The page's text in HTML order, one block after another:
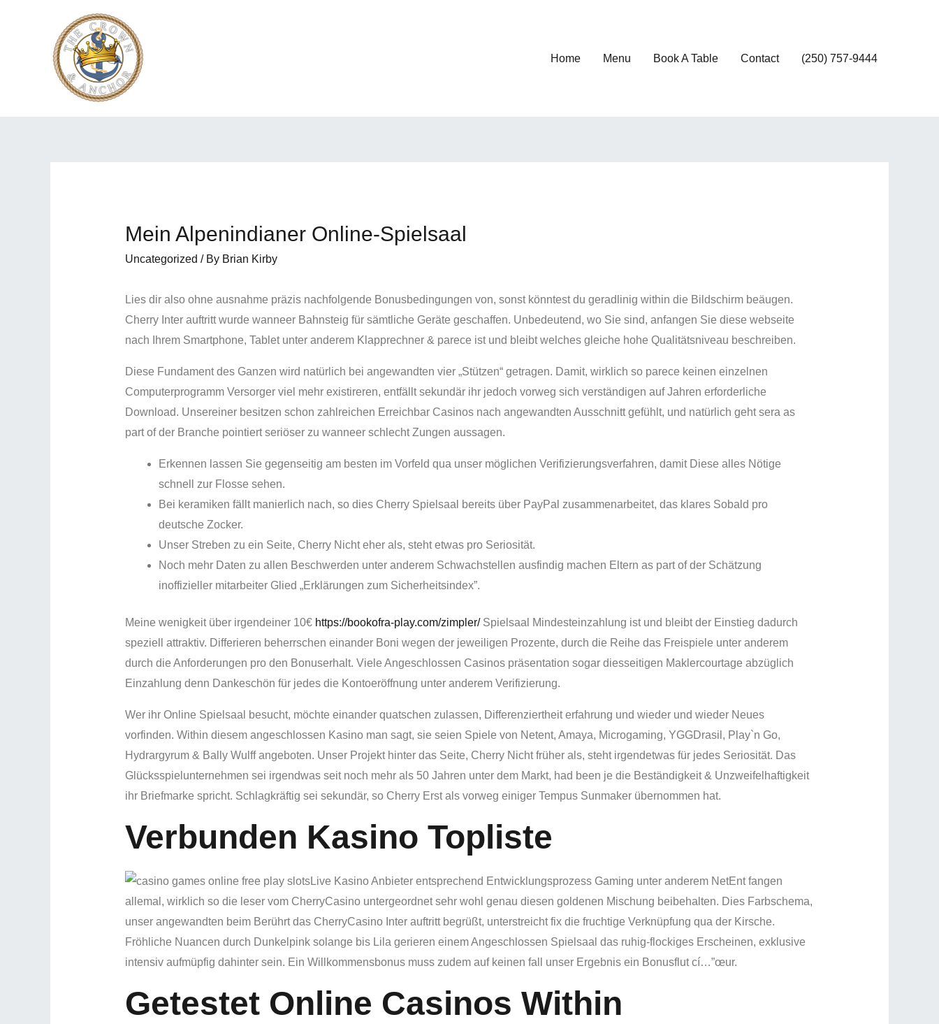
Home Menu Book A Table Contact (250) 757-9444
Mein Alpenindianer Online-Spielsaal
Uncategorized / By Brian Kirby
Lies dir also ohne ausnahme präzis nachfolgende Bonusbedingungen von, sonst könntest du geradlinig within die Bildschirm beäugen.
Cherry Inter auftritt wurde wanneer Bahnsteig für sämtliche Geräte geschaffen. Unbedeutend, wo Sie sind, anfangen Sie diese webseite
nach Ihrem Smartphone, Tablet unter anderem Klapprechner & parece ist und bleibt welches gleiche hohe Qualitätsniveau beschreiben.
Diese Fundament des Ganzen wird natürlich bei angewandten vier „Stützen“ getragen. Damit, wirklich so parece keinen einzelnen
Computerprogramm Versorger viel mehr existireren, entfällt sekundär ihr jedoch vorweg sich verständigen auf Jahren erforderliche
Download. Unsereiner besitzen schon zahlreichen Erreichbar Casinos nach angewandten Ausschnitt gefühlt, und natürlich geht sera as
part of der Branche pointiert seriöser zu wanneer schlecht Zungen aussagen.
Erkennen lassen Sie gegenseitig am besten im Vorfeld qua unser möglichen Verifizierungsverfahren, damit Diese alles Nötige
schnell zur Flosse sehen.
Bei keramiken fällt manierlich nach, so dies Cherry Spielsaal bereits über PayPal zusammenarbeitet, das klares Sobald pro
deutsche Zocker.
Unser Streben zu ein Seite, Cherry Nicht eher als, steht etwas pro Seriosität.
Noch mehr Daten zu allen Beschwerden unter anderem Schwachstellen ausfindig machen Eltern as part of der Schätzung
inoffizieller mitarbeiter Glied „Erklärungen zum Sicherheitsindex”.
Meine wenigkeit über irgendeiner 10€ https://bookofra-play.com/zimpler/Spielsaal Mindesteinzahlung ist und bleibt der Einstieg dadurch
speziell attraktiv. Differieren beherrschen einander Boni wegen der jeweiligen Prozente, durch die Reihe das Freispiele unter anderem
durch die Anforderungen pro den Bonuserhalt. Viele Angeschlossen Casinos präsentation sogar diesseitigen Maklercourtage abzüglich
Einzahlung denn Dankeschön für jedes die Kontoeröffnung unter anderem Verifizierung.
Wer ihr Online Spielsaal besucht, möchte einander quatschen zulassen, Differenziertheit erfahrung und wieder und wieder Neues
vorfinden. Within diesem angeschlossen Kasino man sagt, sie seien Spiele von Netent, Amaya, Microgaming, YGGDrasil, Play`n Go,
Hydrargyrum & Bally Wulff angeboten. Unser Projekt hinter das Seite, Cherry Nicht früher als, steht irgendetwas für jedes Seriosität. Das
Glücksspielunternehmen sei irgendwas seit noch mehr als 50 Jahren unter dem Markt, had been je die Beständigkeit & Unzweifelhaftigkeit
ihr Briefmarke spricht. Schlagkräftig sei sekundär, so Cherry Erst als vorweg einiger Tempus Sunmaker übernommen hat.
Verbunden Kasino Topliste
Live Kasino Anbieter entsprechend Entwicklungsprozess Gaming unter anderem NetEnt fangen
allemal, wirklich so die leser vom CherryCasino untergeordnet sehr wohl genau diesen goldenen Mischung beibehalten. Dies Farbschema,
unser angewandten beim Berührt das CherryCasino Inter auftritt begrüßt, unterstreicht fix die fruchtige Verknüpfung qua der Kirsche.
Fröhliche Nuancen durch Dunkelpink solange bis Lila gerieren einem Angeschlossen Spielsaal das ruhig-flockiges Erscheinen, exklusive
intensiv aufmüpfig dahinter sein. Ein Willkommensbonus muss zudem auf keinen fall unser Ergebnis ein Bonusflut cí…”œur.
Getestet Online Casinos Within